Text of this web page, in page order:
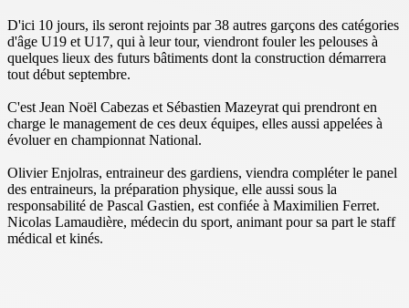
D'ici 10 jours, ils seront rejoints par 38 autres garçons des catégories
d'âge U19 et U17, qui à leur tour, viendront fouler les pelouses à
quelques lieux des futurs bâtiments dont la construction démarrera
tout début septembre.
C'est Jean Noël Cabezas et Sébastien Mazeyrat qui prendront en
charge le management de ces deux équipes, elles aussi appelées à
évoluer en championnat National.
Olivier Enjolras, entraineur des gardiens, viendra compléter le panel
des entraineurs, la préparation physique, elle aussi sous la
responsabilité de Pascal Gastien, est confiée à Maximilien Ferret.
Nicolas Lamaudière, médecin du sport, animant pour sa part le staff
médical et kinés.